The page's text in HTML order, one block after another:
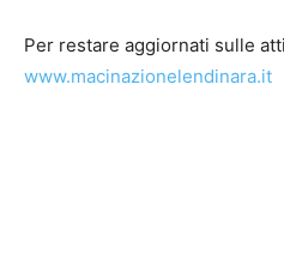
Per restare aggiornati sulle
www.macinazionelendinara.it